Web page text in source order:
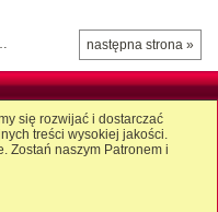
następna strona »
się rozwijać i dostarczać
treści wysokiej jakości.
Zostań naszym Patronem i